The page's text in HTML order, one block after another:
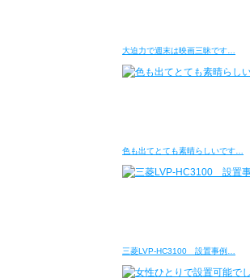
大迫力で週末は映画三昧です…
色も出てとても素晴らしいです…
三菱LVP-HC3100 設置事例…